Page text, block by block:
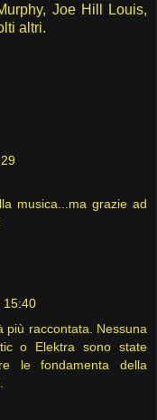
Joe Hill Louis,
altri.
musica...ma grazie ad
15:40
più raccontata. Nessuna
o Elektra sono state
le fondamenta della